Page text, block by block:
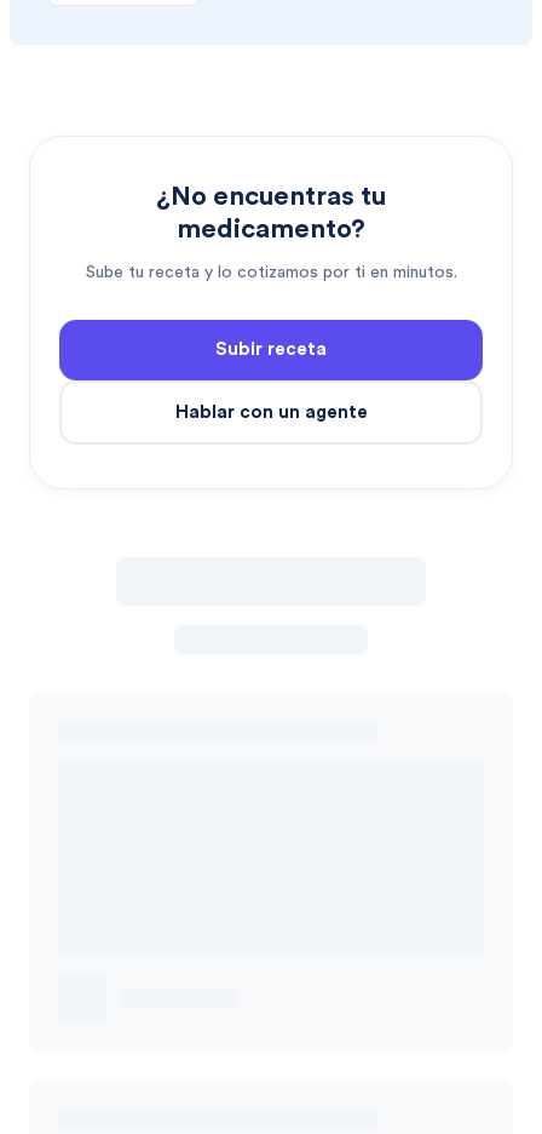
¿No encuentras tu
medicamento?
Sube tu receta y lo cotizamos por ti en minutos.
Subir receta
Hablar con un agente